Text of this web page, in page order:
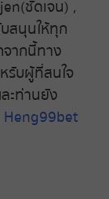
ชัดเจน) ,
สนุนให้ทุก
ากนี้ทาง
รับผู้ที่สนใจ
ะท่านยัง
Heng99bet